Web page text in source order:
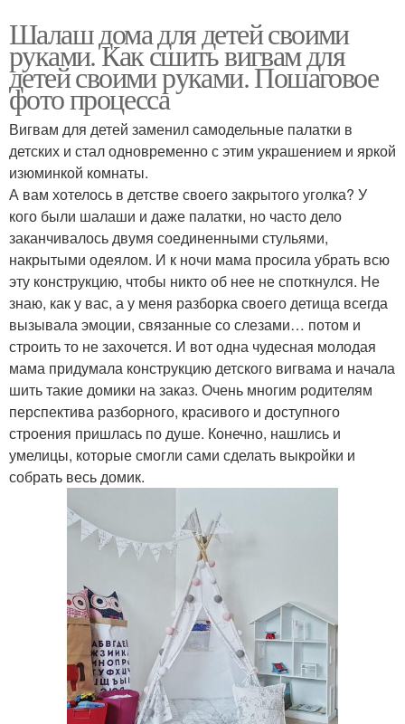
Шалаш дома для детей своими
руками. Как сшить вигвам для
детей своими руками. Пошаговое
фото процесса
Вигвам для детей заменил самодельные палатки в
детских и стал одновременно с этим украшением и яркой
изюминкой комнаты.
А вам хотелось в детстве своего закрытого уголка? У
кого были шалаши и даже палатки, но часто дело
заканчивалось двумя соединенными стульями,
накрытыми одеялом. И к ночи мама просила убрать всю
эту конструкцию, чтобы никто об нее не споткнулся. Не
знаю, как у вас, а у меня разборка своего детища всегда
вызывала эмоции, связанные со слезами… потом и
строить то не захочется. И вот одна чудесная молодая
мама придумала конструкцию детского вигвама и начала
шить такие домики на заказ. Очень многим родителям
перспектива разборного, красивого и доступного
строения пришлась по душе. Конечно, нашлись и
умелицы, которые смогли сами сделать выкройки и
собрать весь домик.